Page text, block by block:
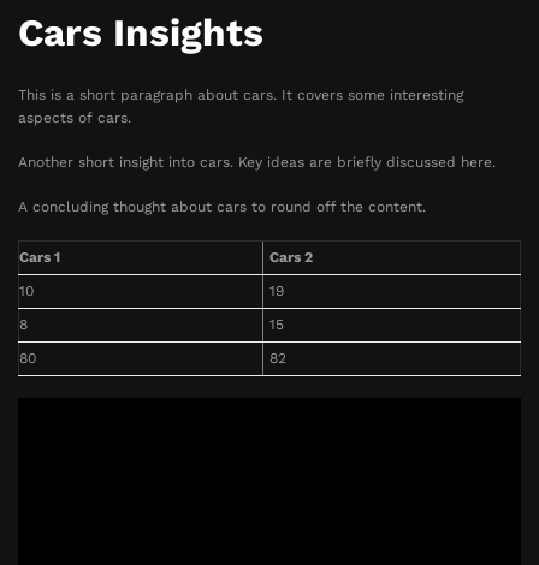
Cars Insights
This is a short paragraph about cars. It covers some interesting
aspects of cars.
Another short insight into cars. Key ideas are briefly discussed here.
A concluding thought about cars to round off the content.
Cars 1
Cars 2
10
19
8
15
80
82